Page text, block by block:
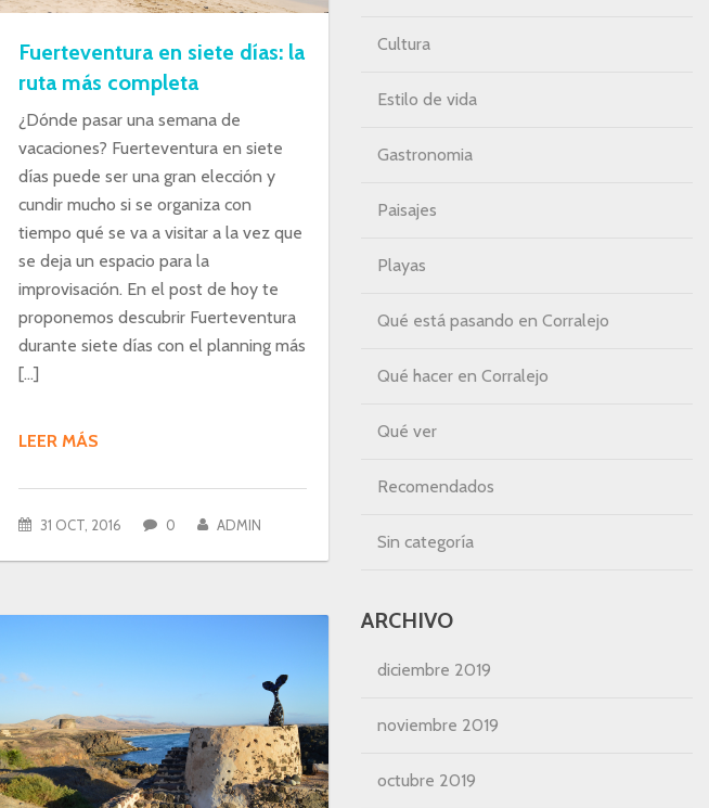
Fuerteventura en siete días: la
ruta más completa
¿Dónde pasar una semana de
vacaciones? Fuerteventura en siete
días puede ser una gran elección y
cundir mucho si se organiza con
tiempo qué se va a visitar a la vez que
se deja un espacio para la
improvisación. En el post de hoy te
proponemos descubrir Fuerteventura
durante siete días con el planning más
[…]
LEER MÁS
31 OCT, 2016 0 ADMIN
Cultura
Estilo de vida
Gastronomia
Paisajes
Playas
Qué está pasando en Corralejo
Qué hacer en Corralejo
Qué ver
Recomendados
Sin categoría
ARCHIVO
diciembre 2019
noviembre 2019
octubre 2019